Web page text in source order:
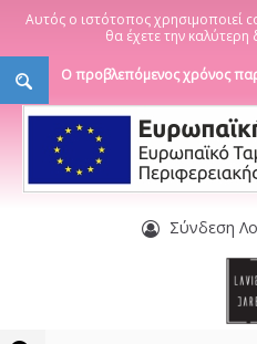
Αυτός ο ιστότοπος χρησιμοποιεί
θα έχετε την καλύτερη
Ο προβλεπόμενος χρόνος
Σύνδεση